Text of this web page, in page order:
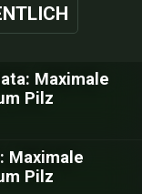
Maximale
Pilz
Maximale
Pilz